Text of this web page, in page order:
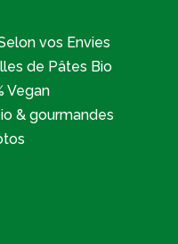
vos Envies
de Pâtes Bio
Vegan
& gourmandes